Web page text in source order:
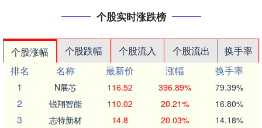
个股实时涨跌榜
个股涨幅 个股跌幅 个股流入 个股流出
换手率
排名
名称 最新价 涨幅
换手率
1
N展芯 116.52 396.89% 79.39%
2 锐翔智能 110.02 20.21% 16.80%
3 志特新材 14.8 20.03% 14.18%